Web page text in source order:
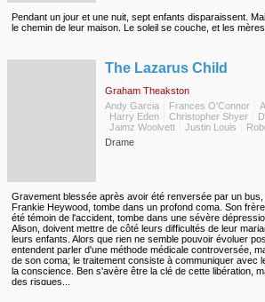
Pendant un jour et une nuit, sept enfants disparaissent.
le chemin de leur maison. Le soleil se couche, et les
The Lazarus Child
Graham Theakston
Andy Garcia
Frances O'Connor
Harry Eden
Christopher Shyer
Jaimz Woolvett
Justin Louis
Drame
Gravement blessée après avoir été renversée par un bus,
Frankie Heywood, tombe dans un profond coma. Son
été témoin de l'accident, tombe dans une sévère
Alison, doivent mettre de côté leurs difficultés de leur
leurs enfants. Alors que rien ne semble pouvoir évoluer
entendent parler d'une méthode médicale controversée,
de son coma; le traitement consiste à communiquer avec
la conscience. Ben s'avère être la clé de cette libération,
des risques...